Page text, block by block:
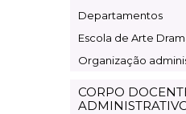
Departamentos
Escola de Arte
Organização
CORPO